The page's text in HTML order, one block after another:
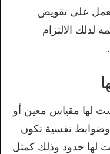
تعمل على تقويض
لذلك الالتزام
لها مقياس معين أو
وضوابط نفسية تكون
لها حدود وذلك كمثل